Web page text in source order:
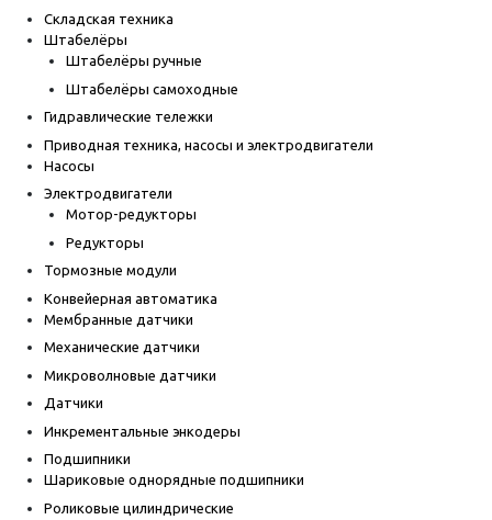
Складская техника
Штабелёры
Штабелёры ручные
Штабелёры самоходные
Гидравлические тележки
Приводная техника, насосы и электродвигатели
Насосы
Электродвигатели
Мотор-редукторы
Редукторы
Тормозные модули
Конвейерная автоматика
Мембранные датчики
Механические датчики
Микроволновые датчики
Датчики
Инкрементальные энкодеры
Подшипники
Шариковые однорядные подшипники
Роликовые цилиндрические